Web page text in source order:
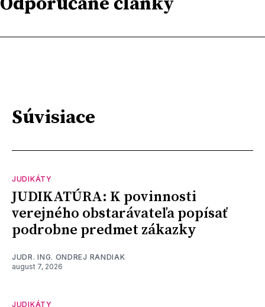
Súvisiace
JUDIKÁTY
JUDIKATÚRA: K povinnosti
verejného obstarávateľa popísať
podrobne predmet zákazky
JUDR. ING. ONDREJ RANDIAK
august 7, 2026
JUDIKÁTY